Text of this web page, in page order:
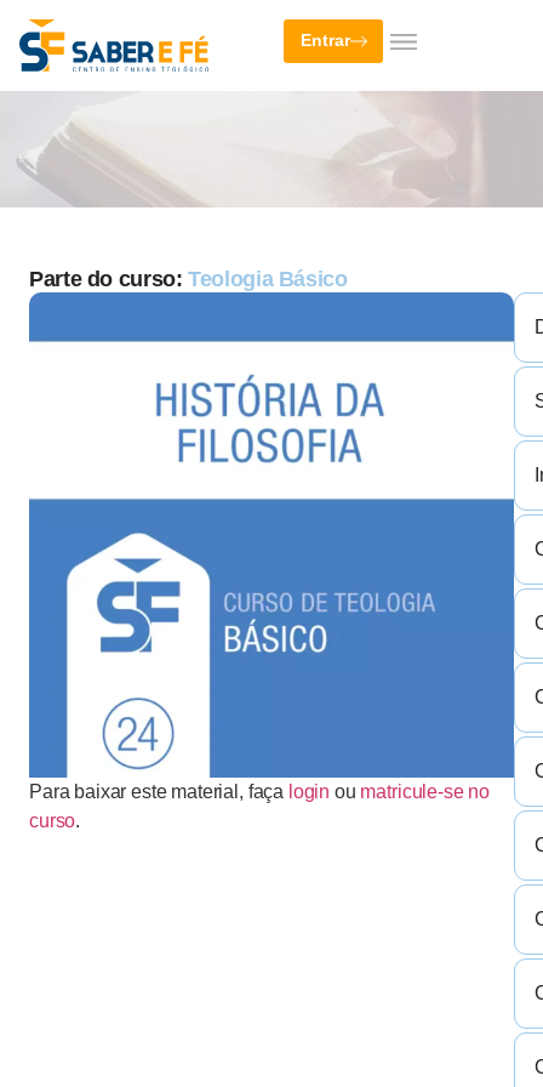
Entrar
Parte do curso:Teologia Básico
Para baixar este material, faça login ou matricule-se no
curso.